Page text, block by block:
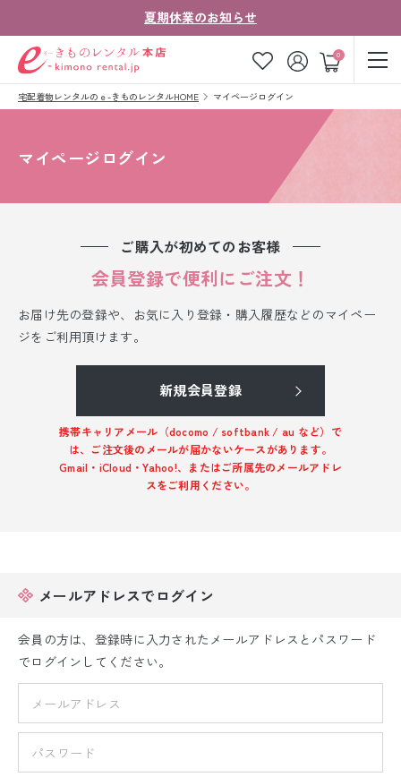
夏期休業のお知らせ
0
ゲスト
お気に入り ログイン
よくあるご質問
お問い合わせ
法人・グループの
お客様はこちら
着物の種類から探す
振袖レンタル
卒業式袴レンタル
ベビー着物レンタル
ジュニア着物レンタル
紋付袴レンタル
宅配着物レンタルのｅ-きものレンタルHOME マイページログイン
マイページログイン
ご購入が初めてのお客様
会員登録で便利にご注文！
お届け先の登録や、お気に入り登録・購入履歴などのマイペー
ジをご利用頂けます。
新規会員登録
携帯キャリアメール（docomo / softbank / au など）で
は、ご注文後のメールが届かないケースがあります。
Gmail・iCloud・Yahoo!、またはご所属先のメールアドレ
スをご利用ください。
メールアドレスでログイン
会員の方は、登録時に入力されたメールアドレスとパスワード
でログインしてください。